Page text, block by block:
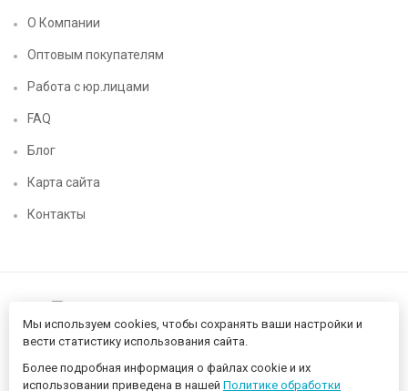
О Компании
Оптовым покупателям
Работа с юр.лицами
FAQ
Блог
Карта сайта
Контакты
Нижегородский цифровой CHIP52 - компьютерный магазин ©
Мы используем cookies, чтобы сохранять ваши настройки и
вести статистику использования сайта.
Более подробная информация о файлах cookie и их
использовании приведена в нашей Политике обработки